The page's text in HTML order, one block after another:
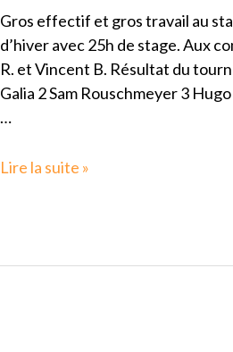
Gros effectif et gros travail au
d’hiver avec 25h de stage. Aux
R. et Vincent B. Résultat du
Galia 2 Sam Rouschmeyer 3
…
Lire la suite »